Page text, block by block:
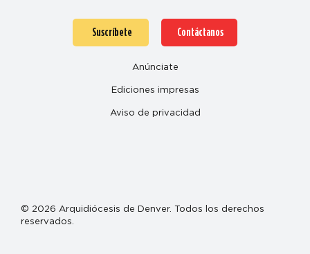
Suscríbete Contáctanos
Anúnciate
Ediciones impresas
Aviso de privacidad
© 2026 Arquidiócesis de Denver. Todos los derechos
reservados.